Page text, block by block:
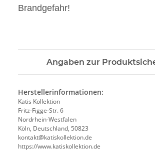
Brandgefahr!
Angaben zur
Herstellerinformationen:
Katis Kollektion
Fritz-Figge-Str. 6
Nordrhein-Westfalen
Köln, Deutschland, 50823
kontakt@katiskollektion.de
https://www.katiskollektion.de